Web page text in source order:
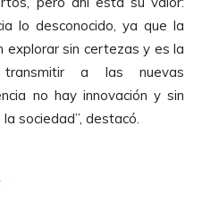
lo desconocido, ya que la
explorar sin certezas y es la
a las nuevas
no hay innovación y sin
sociedad”, destacó.